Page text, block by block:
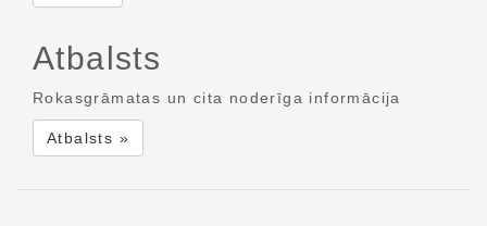
Atbalsts
Rokasgrāmatas un cita noderīga informācija
Atbalsts »